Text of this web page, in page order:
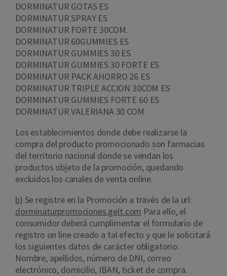
DORMINATUR GOTAS ES
DORMINATUR SPRAY ES
DORMINATUR FORTE 30COM.
DORMINATUR 60GUMMIES ES
DORMINATUR GUMMIES 30 ES
DORMINATUR GUMMIES 30 FORTE ES
DORMINATUR PACK AHORRO 26 ES
DORMINATUR TRIPLE ACCION 30COM ES
DORMINATUR GUMMIES FORTE 60 ES
DORMINATUR VALERIANA 30 COM
Los establecimientos donde debe realizarse la
compra del producto promocionado son farmacias
del territorio nacional donde se vendan los
productos objeto de la promoción, quedando
excluidos los canales de venta online.
b) Se registre en la Promoción a través de la url:
dorminaturpromociones.gelt.com Para ello, el
consumidor deberá cumplimentar el formulario de
registro on line creado a tal efecto y que le solicitará
los siguientes datos de carácter obligatorio:
Nombre, apellidos, número de DNI, correo
electrónico, domicilio, IBAN, ticket de compra.